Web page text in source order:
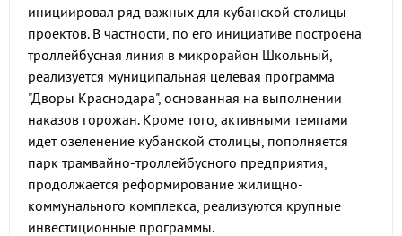
инициировал ряд важных для кубанской столицы
проектов. В частности, по его инициативе построена
троллейбусная линия в микрорайон Школьный,
реализуется муниципальная целевая программа
"Дворы Краснодара", основанная на выполнении
наказов горожан. Кроме того, активными темпами
идет озеленение кубанской столицы, пополняется
парк трамвайно-троллейбусного предприятия,
продолжается реформирование жилищно-
коммунального комплекса, реализуются крупные
инвестиционные программы.